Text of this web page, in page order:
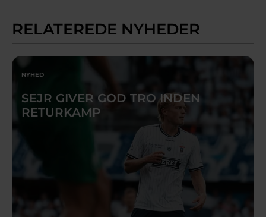
RELATEREDE NYHEDER
NYHED
SEJR GIVER GOD TRO INDEN
RETURKAMP